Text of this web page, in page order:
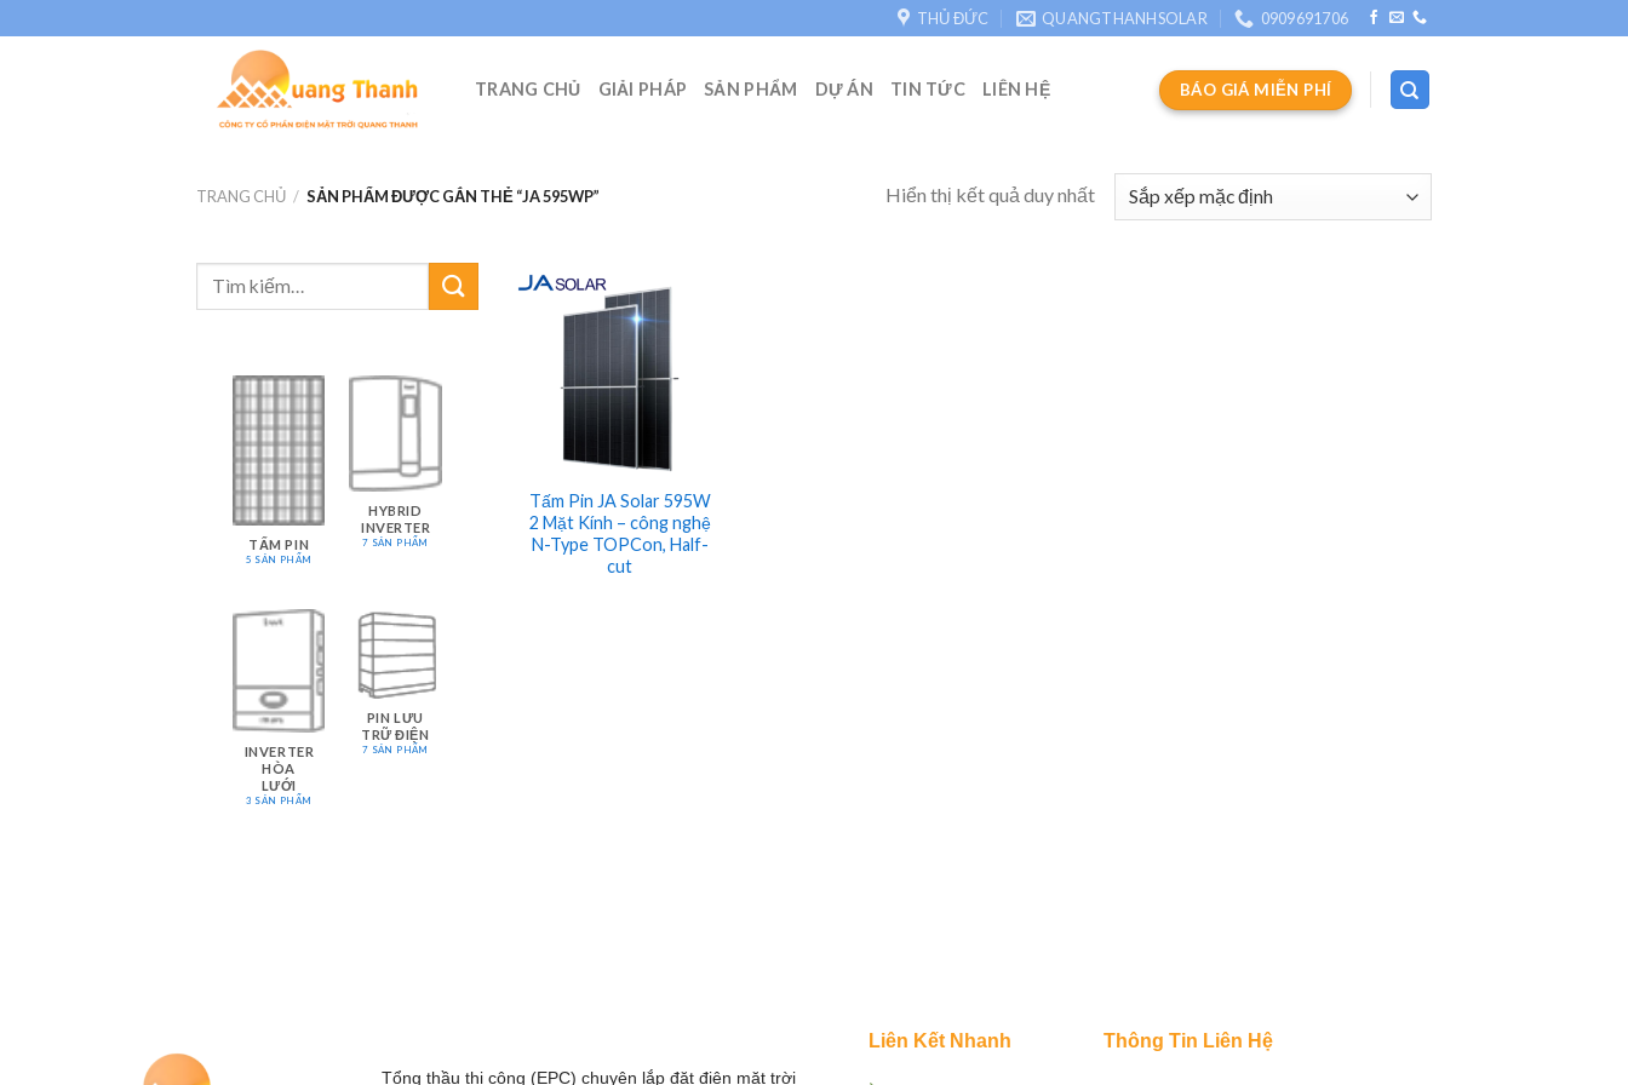
to
THỦ ĐỨC QUANGTHANHSOLAR 0909691706
TRANG CHỦ GIẢI PHÁP SẢN PHẨM DỰ ÁN TIN TỨC LIÊN HỆ BÁO GIÁ MIỄN PHÍ
TRANG CHỦ / SẢN PHẨM ĐƯỢC GẮN THẺ “JA 595WP” Hiển thị kết quả duy nhất
TẤM PIN
5 SẢN PHẨM
HYBRID
INVERTER
7 SẢN PHẨM
INVERTER
HÒA
LƯỚI
3 SẢN PHẨM
PIN LƯU
TRỮ ĐIỆN
7 SẢN PHẨM
Tấm Pin JA Solar 595W
2 Mặt Kính – công nghệ
N-Type TOPCon, Half-
cut
Tổng thầu thi công (EPC) chuyên lắp đặt điện mặt trời
Liên Kết Nhanh Thông Tin Liên Hệ